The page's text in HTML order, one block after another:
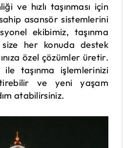
ve hızlı taşınması için
asansör sistemlerini
ekibimiz, taşınma
her konuda destek
özel çözümler üretir.
taşınma işlemlerinizi
ve yeni yaşam
atabilirsiniz.